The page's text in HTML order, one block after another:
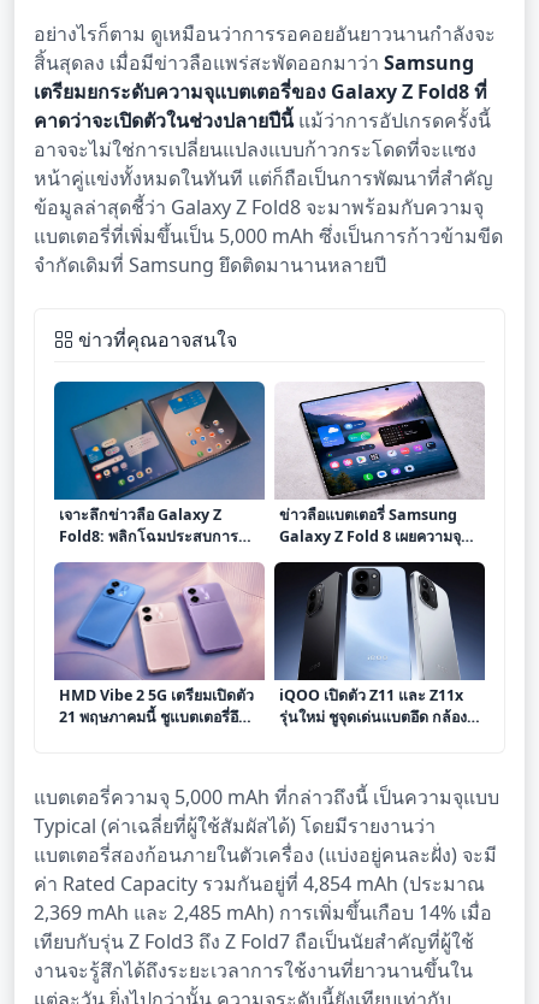
อย่างไรก็ตาม ดูเหมือนว่าการรอคอยอันยาวนานกำลังจะ
สิ้นสุดลง เมื่อมีข่าวลือแพร่สะพัดออกมาว่า Samsung
เตรียมยกระดับความจุแบตเตอรี่ของ Galaxy Z Fold8 ที่
คาดว่าจะเปิดตัวในช่วงปลายปีนี้แม้ว่าการอัปเกรดครั้งนี้
อาจจะไม่ใช่การเปลี่ยนแปลงแบบก้าวกระโดดที่จะแซง
หน้าคู่แข่งทั้งหมดในทันที แต่ก็ถือเป็นการพัฒนาที่สำคัญ
ข้อมูลล่าสุดชี้ว่า Galaxy Z Fold8 จะมาพร้อมกับความจุ
แบตเตอรี่ที่เพิ่มขึ้นเป็น 5,000 mAh ซึ่งเป็นการก้าวข้ามขีด
จำกัดเดิมที่ Samsung ยึดติดมานานหลายปี
ข่าวที่คุณอาจสนใจ
เจาะลึกข่าวลือ Galaxy Z
Fold8: พลิกโฉมประสบการณ์
สมาร์ทโฟนพับได้
ข่าวลือแบตเตอรี่ Samsung
Galaxy Z Fold 8 เผยความจุ
5000 mAh จากแหล่งข่าววงใน
HMD Vibe 2 5G เตรียมเปิดตัว
21 พฤษภาคมนี้ ชูแบตเตอรี่อึด
iQOO เปิดตัว Z11 และ Z11x
รุ่นใหม่ ชูจุดเด่นแบตอึด กล้อง
แบตเตอรี่ความจุ 5,000 mAh ที่กล่าวถึงนี้ เป็นความจุแบบ
Typical (ค่าเฉลี่ยที่ผู้ใช้สัมผัสได้) โดยมีรายงานว่า
แบตเตอรี่สองก้อนภายในตัวเครื่อง (แบ่งอยู่คนละฝั่ง) จะมี
ค่า Rated Capacity รวมกันอยู่ที่ 4,854 mAh (ประมาณ
2,369 mAh และ 2,485 mAh) การเพิ่มขึ้นเกือบ 14% เมื่อ
เทียบกับรุ่น Z Fold3 ถึง Z Fold7 ถือเป็นนัยสำคัญที่ผู้ใช้
งานจะรู้สึกได้ถึงระยะเวลาการใช้งานที่ยาวนานขึ้นใน